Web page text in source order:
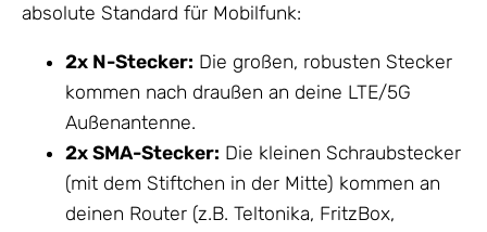
absolute Standard für Mobilfunk:
2x N-Stecker: Die großen, robusten Stecker
kommen nach draußen an deine LTE/5G
Außenantenne.
2x SMA-Stecker: Die kleinen Schraubstecker
(mit dem Stiftchen in der Mitte) kommen an
deinen Router (z.B. Teltonika, FritzBox,